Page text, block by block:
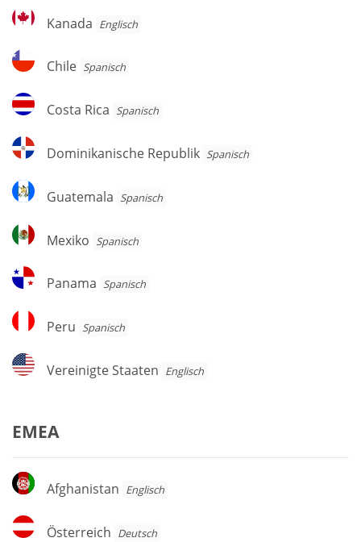
Kanada
Kanada Englisch
Chile
Chile Spanisch
Costa
Rica
Costa Rica Spanisch
Dominikanische
Republik
Dominikanische Republik Spanisch
Guatemala
Guatemala Spanisch
Mexiko
Mexiko Spanisch
Panama
Panama Spanisch
Peru
Peru Spanisch
Vereinigte
Staaten
Vereinigte Staaten Englisch
EMEA
Afghanistan
Afghanistan Englisch
Österreich
Österreich Deutsch